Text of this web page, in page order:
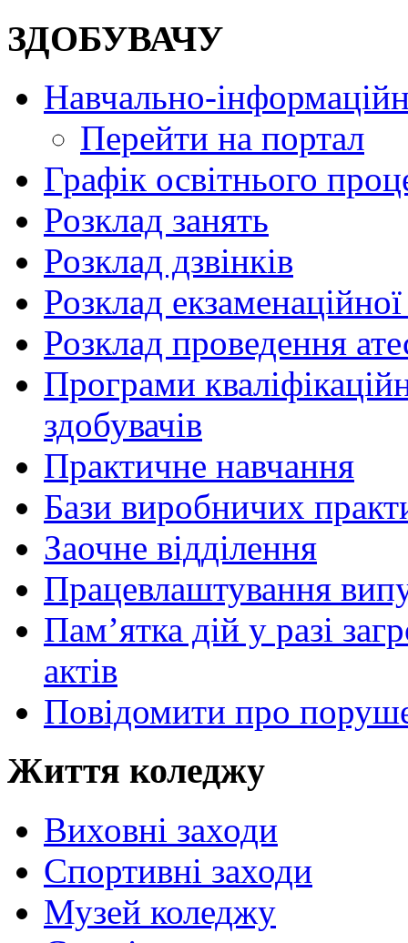
ЗДОБУВАЧУ
Навчально-
Перейти на портал
Графік освітнього
Розклад занять
Розклад дзвінків
Розклад екзаменаційної
Розклад проведення
Програми
здобувачів
Практичне навчання
Бази виробничих
Заочне відділення
Працевлаштування
Пам’ятка дій у разі
актів
Повідомити про
Життя коледжу
Виховні заходи
Спортивні заходи
Музей коледжу